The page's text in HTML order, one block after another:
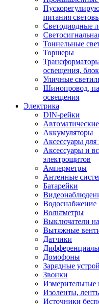
питания
Светодиодные
Тоннельные
Торшеры
освещения,
Уличные
Шинопровод,
освещения
Электрика
DIN-рейки
Аккумуляторы
Аксессуары для
Аксессуары и
электрощитов
Амперметры
Антенные
Батарейки
Водоснабжение
Вольтметры
Выключатели
Вытяжные
Датчики
Домофоны
Зарядные
Звонки
Измерительные
Изоленты,
Источники